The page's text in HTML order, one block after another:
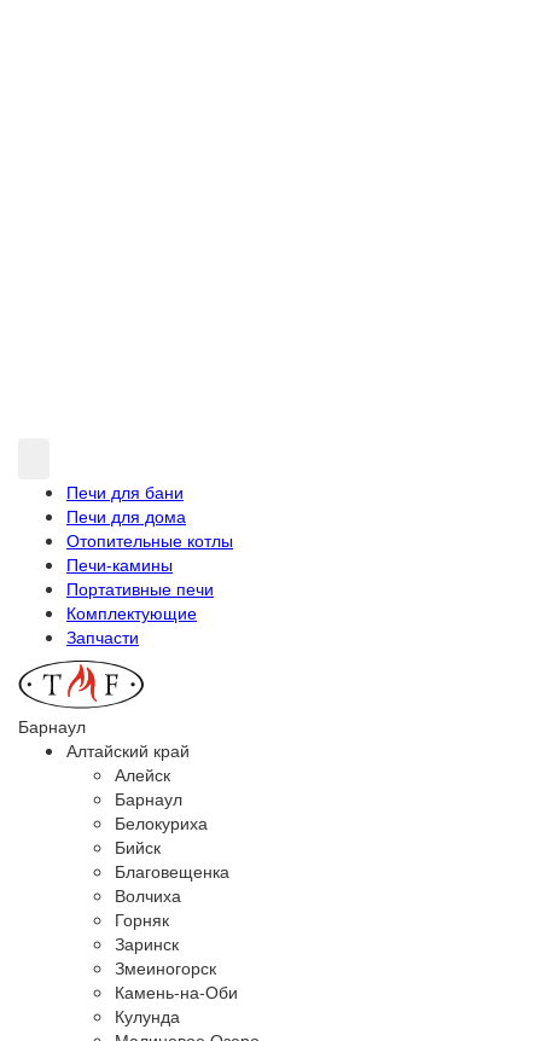
Печи для бани
Печи для дома
Отопительные котлы
Печи-камины
Портативные печи
Комплектующие
Запчасти
Барнаул
Алтайский край
Алейск
Барнаул
Белокуриха
Бийск
Благовещенка
Волчиха
Горняк
Заринск
Змеиногорск
Камень-на-Оби
Кулунда